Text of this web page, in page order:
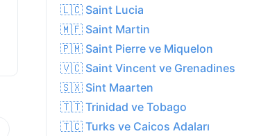
🇱🇨 Saint Lucia
🇲🇫 Saint Martin
🇵🇲 Saint Pierre ve Miquelon
🇻🇨 Saint Vincent ve Grenadines
🇸🇽 Sint Maarten
🇹🇹 Trinidad ve Tobago
🇹🇨 Turks ve Caicos Adaları